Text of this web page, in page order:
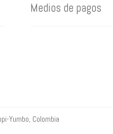
Medios de pagos
Yumbo, Colombia